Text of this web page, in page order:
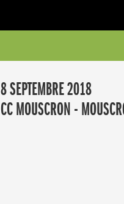
8 SEPTEMBRE 2018
CC MOUSCRON -